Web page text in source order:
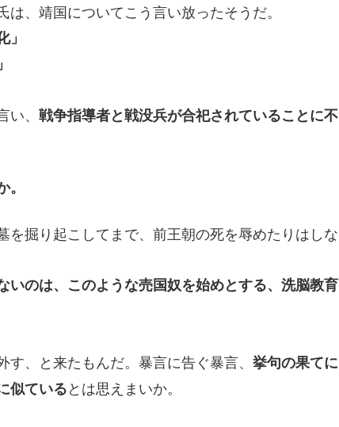
、靖国についてこう言い放ったそうだ。
い、 戦争指導者と戦没兵が合祀されていることに不
掘り起こしてまで、前王朝の死を辱めたりはしな
いのは、このような売国奴を始めとする、洗脳教育
、と来たもんだ。暴言に告ぐ暴言、 挙句の果てに
似ているとは思えまいか。